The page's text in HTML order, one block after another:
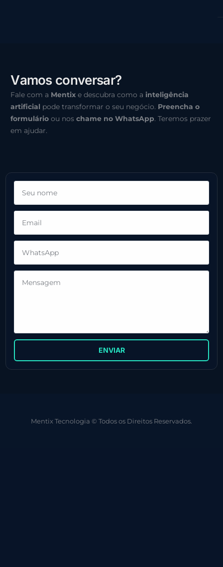
Vamos conversar?
Fale com a Mentix e descubra como a inteligência
artificial pode transformar o seu negócio. Preencha o
formulário ou noschame no WhatsApp. Teremos prazer
em ajudar.
ENVIAR
Mentix Tecnologia © Todos os Direitos Reservados.